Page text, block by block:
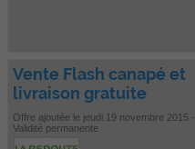
Vente Flash canapé et
livraison gratuite
Offre ajoutée le jeudi 19 novembre 2015 -
Validité permanente